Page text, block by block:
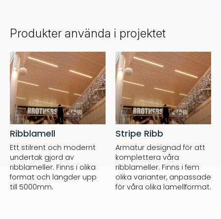
Produkter använda i projektet
Ribblamell
Ett stilrent och modernt
undertak gjord av
ribblameller. Finns i olika
format och längder upp
till 5000mm.
Stripe Ribb
Armatur designad för att
komplettera våra
ribblameller. Finns i fem
olika varianter, anpassade
för våra olika lamellformat.